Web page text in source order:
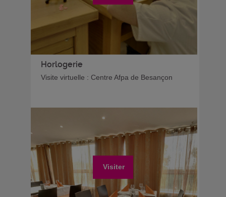
Horlogerie
Visite virtuelle : Centre Afpa de Besançon
Visiter